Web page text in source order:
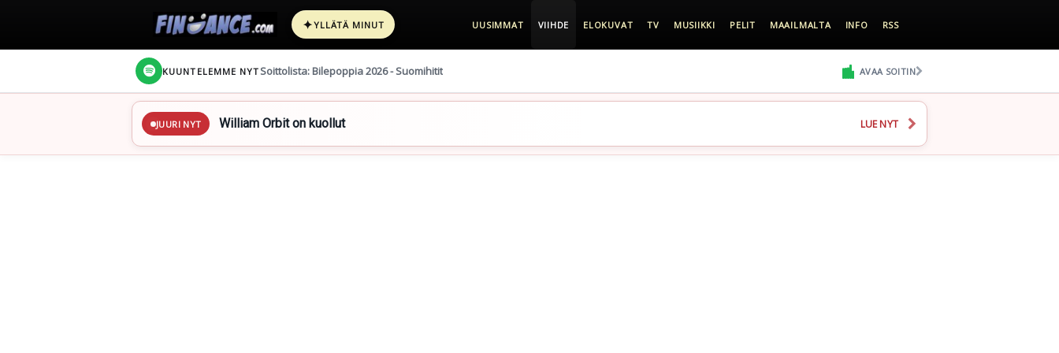
✦YLLÄTÄ MINUT UUSIMMAT VIIHDE ELOKUVAT TV MUSIIKKI PELIT MAAILMALTA INFO RSS
KUUNTELEMME NYT Soittolista: Bilepoppia 2026 - Suomihitit AVAA SOITIN
JUURI NYT William Orbit on kuollut LUE NYT